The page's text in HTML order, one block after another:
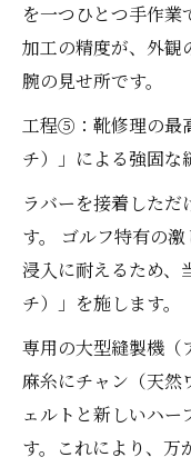
を一つひとつ手作業
加工の精度が、外観
腕の見せ所です。
工程⑤：靴修理の最
チ）」による強固な
ラバーを接着した
す。 ゴルフ特有の
浸入に耐えるため、
チ）」を施します。
専用の大型縫製機（
麻糸にチャン（天然
ェルトと新しいハー
す。これにより、万